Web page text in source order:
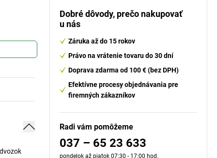
Dobré dôvody, prečo nakupovať
u nás
Záruka až do 15 rokov
Právo na vrátenie tovaru do 30 dní
Doprava zdarma od 100 € (bez DPH)
Efektívne procesy objednávania pre
firemných zákazníkov
Radi vám pomôžeme
037 – 65 23 633
pondelok až piatok 07:30 - 17:00 hod.